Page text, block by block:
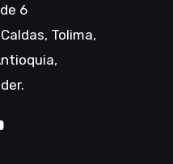
6
Tolima,